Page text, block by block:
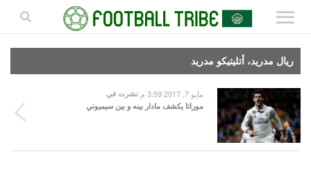
ريال مدريد، أتليتيكو مدريد
نشرت في مايو 7, 2017 3:59 م
موراتا يكشف مادار بينه و بين سيميوني